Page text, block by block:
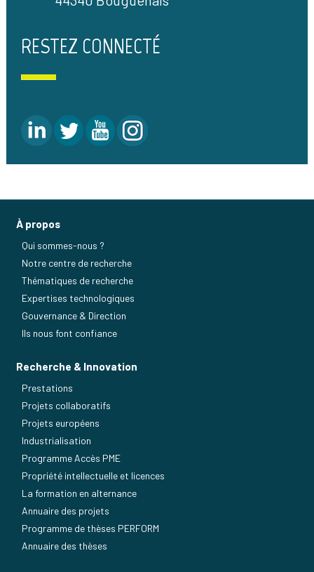
RESTEZ CONNECTÉ
À propos
Qui sommes-nous ?
Notre centre de recherche
Thématiques de recherche
Expertises technologiques
Gouvernance & Direction
Ils nous font confiance
Recherche & Innovation
Prestations
Projets collaboratifs
Projets européens
Industrialisation
Programme Accès PME
Propriété intellectuelle et licences
La formation en alternance
Annuaire des projets
Programme de thèses PERFORM
Annuaire des thèses